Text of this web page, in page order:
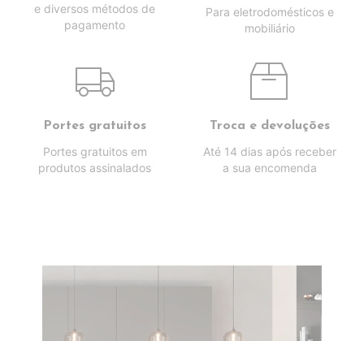
e diversos métodos de
pagamento
Para eletrodomésticos e
mobiliário
Portes gratuitos
Portes gratuitos em
produtos assinalados
Troca e devoluções
Até 14 dias após receber
a sua encomenda